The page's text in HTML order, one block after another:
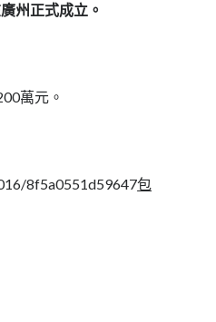
州正式成立。
萬元。
8f5a0551d59647包